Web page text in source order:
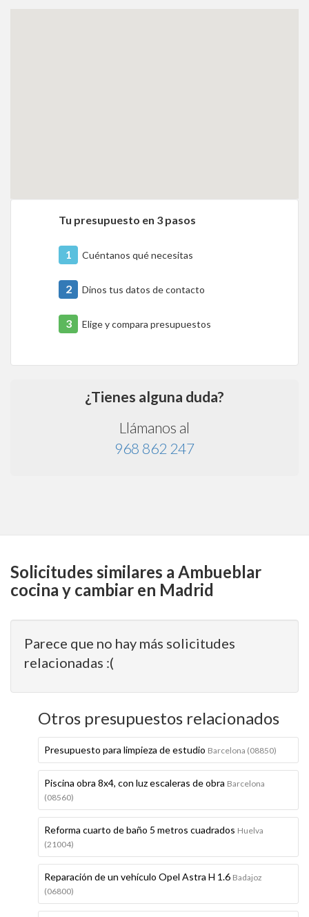
Tu presupuesto en 3 pasos
1 Cuéntanos qué necesitas
2 Dinos tus datos de contacto
3 Elige y compara presupuestos
¿Tienes alguna duda?
Llámanos al
968 862 247
Solicitudes similares a Ambueblar
cocina y cambiar en Madrid
Parece que no hay más solicitudes
relacionadas :(
Otros presupuestos relacionados
Presupuesto para limpieza de estudio Barcelona (08850)
Piscina obra 8x4, con luz escaleras de obra Barcelona
(08560)
Reforma cuarto de baño 5 metros cuadrados Huelva
(21004)
Reparación de un vehículo Opel Astra H 1.6 Badajoz
(06800)